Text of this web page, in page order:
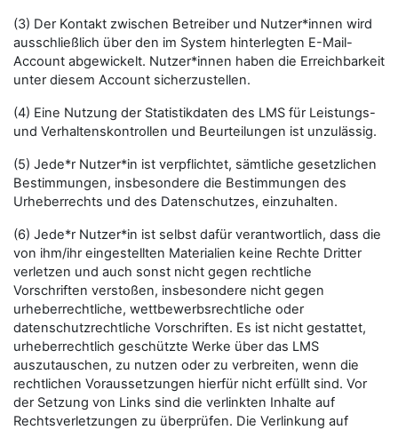
(3) Der Kontakt zwischen Betreiber und Nutzer*innen wird
ausschließlich über den im System hinterlegten E-Mail-
Account abgewickelt. Nutzer*innen haben die Erreichbarkeit
unter diesem Account sicherzustellen.
(4) Eine Nutzung der Statistikdaten des LMS für Leistungs-
und Verhaltenskontrollen und Beurteilungen ist unzulässig.
(5) Jede*r Nutzer*in ist verpflichtet, sämtliche gesetzlichen
Bestimmungen, insbesondere die Bestimmungen des
Urheberrechts und des Datenschutzes, einzuhalten.
(6) Jede*r Nutzer*in ist selbst dafür verantwortlich, dass die
von ihm/ihr eingestellten Materialien keine Rechte Dritter
verletzen und auch sonst nicht gegen rechtliche
Vorschriften verstoßen, insbesondere nicht gegen
urheberrechtliche, wettbewerbsrechtliche oder
datenschutzrechtliche Vorschriften. Es ist nicht gestattet,
urheberrechtlich geschützte Werke über das LMS
auszutauschen, zu nutzen oder zu verbreiten, wenn die
rechtlichen Voraussetzungen hierfür nicht erfüllt sind. Vor
der Setzung von Links sind die verlinkten Inhalte auf
Rechtsverletzungen zu überprüfen. Die Verlinkung auf